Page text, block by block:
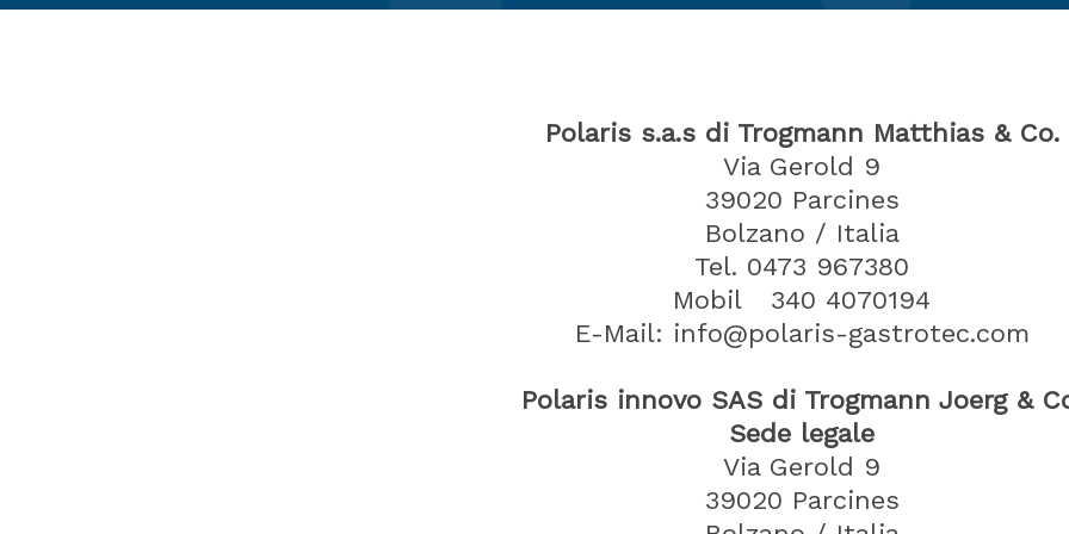
Polaris s.a.s di Trogmann Matthias & Co.
Via Gerold 9
39020 Parcines
Bolzano / Italia
Tel. 0473 967380
Mobil 340 4070194
E-Mail: info@polaris-gastrotec.com
Polaris innovo SAS di Trogmann Joerg &
Sede legale
Via Gerold 9
39020 Parcines